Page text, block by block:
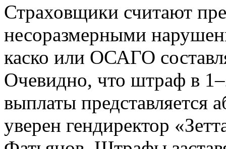
Страховщики считают
несоразмерными
каско или ОСАГО
Очевидно, что штраф в
выплаты представляется
уверен гендиректор